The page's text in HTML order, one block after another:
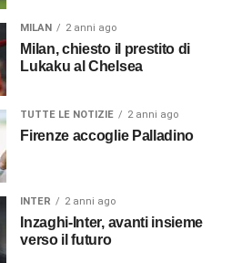
MILAN 2 anni ago
Milan, chiesto il prestito di
Lukaku al Chelsea
TUTTE LE NOTIZIE 2 anni ago
Firenze accoglie Palladino
INTER 2 anni ago
Inzaghi-Inter, avanti insieme
verso il futuro